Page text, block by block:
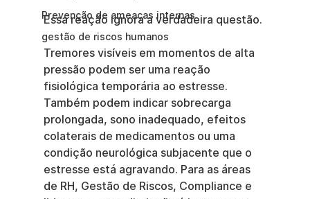
Prevenção de ameaças internas
gestão de riscos humanos
Essa reação ignora a verdadeira questão.
Tremores visíveis em momentos de alta
pressão podem ser uma reação
fisiológica temporária ao estresse.
Também podem indicar sobrecarga
prolongada, sono inadequado, efeitos
colaterais de medicamentos ou uma
condição neurológica subjacente que o
estresse está agravando. Para as áreas
de RH, Gestão de Riscos, Compliance e